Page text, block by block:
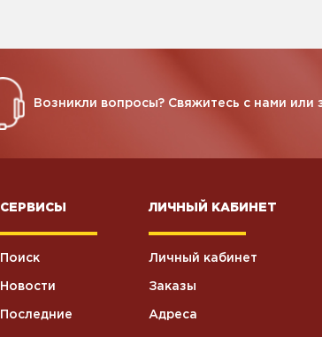
Возникли вопросы? Свяжитесь с нами или
СЕРВИСЫ
Поиск
Новости
Последние
ЛИЧНЫЙ КАБИНЕТ
Личный кабинет
Заказы
Адреса